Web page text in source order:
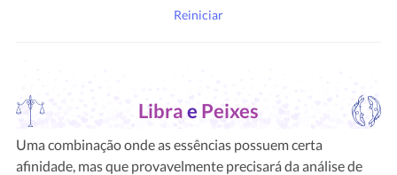
Reiniciar
Librae Peixes
Uma combinação onde as essências possuem certa
afinidade, mas que provavelmente precisará da análise de